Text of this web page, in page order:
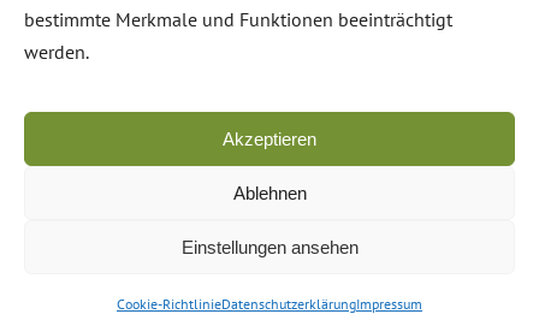
bestimmte Merkmale und Funktionen beeinträchtigt
werden.
Akzeptieren
Ablehnen
Einstellungen ansehen
Cookie-RichtlinieDatenschutzerklärungImpressum